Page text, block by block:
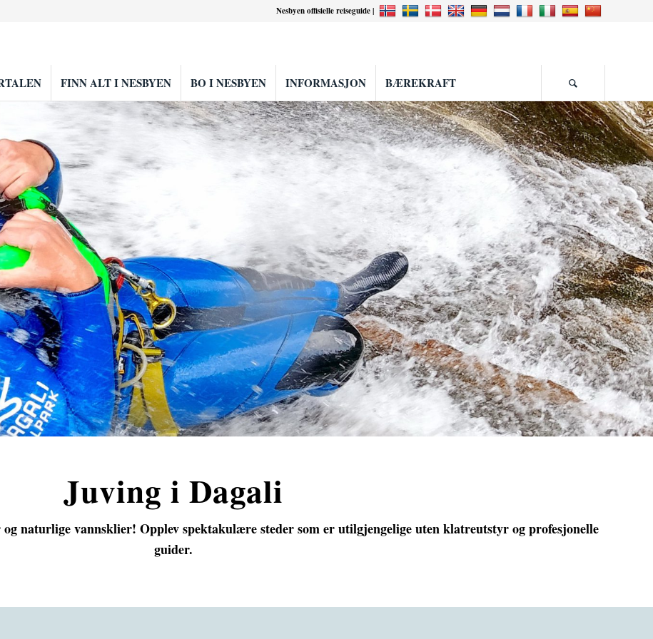
Nesbyen offisielle reiseguide |
FINN ALT I NESBYEN BO I NESBYEN INFORMASJON BÆREKRAFT
Juving i Dagali
naturlige vannsklier! Opplev spektakulære steder som er utilgjengelige uten klatreutstyr og profesjonelle
guider.